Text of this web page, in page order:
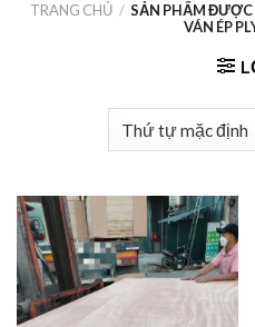
TRANG CHỦ / SẢN PHẨM ĐƯỢC
VÁN ÉP